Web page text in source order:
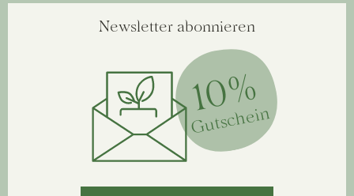
Newsletter abonnieren
10%
Gutschein